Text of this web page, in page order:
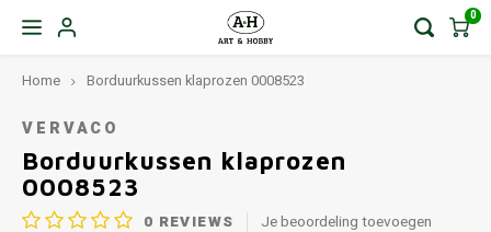
0
Home Borduurkussen klaprozen 0008523
VERVACO
Borduurkussen klaprozen
0008523
0 REVIEWS Je beoordeling toevoegen